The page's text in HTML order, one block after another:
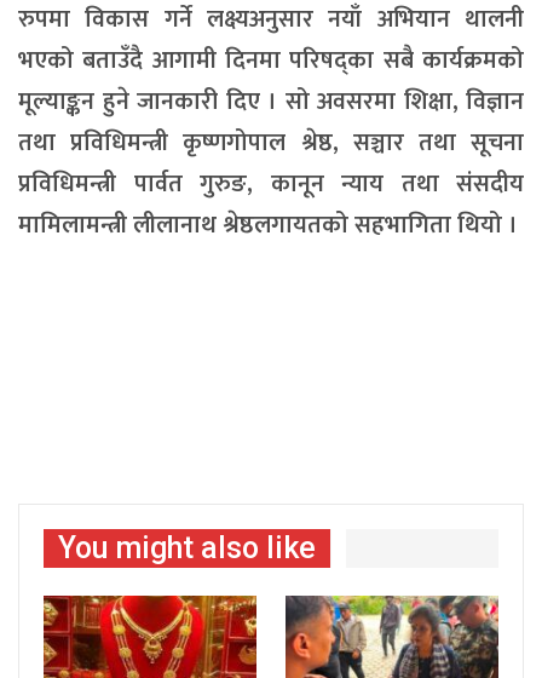
रुपमा विकास गर्ने लक्ष्यअनुसार नयाँ अभियान थालनी
भएको बताउँदै आगामी दिनमा परिषद्का सबै कार्यक्रमको
मूल्याङ्कन हुने जानकारी दिए । सो अवसरमा शिक्षा, विज्ञान
तथा प्रविधिमन्त्री कृष्णगोपाल श्रेष्ठ, सञ्चार तथा सूचना
प्रविधिमन्त्री पार्वत गुरुङ, कानून न्याय तथा संसदीय
मामिलामन्त्री लीलानाथ श्रेष्ठलगायतको सहभागिता थियो ।
You might also like